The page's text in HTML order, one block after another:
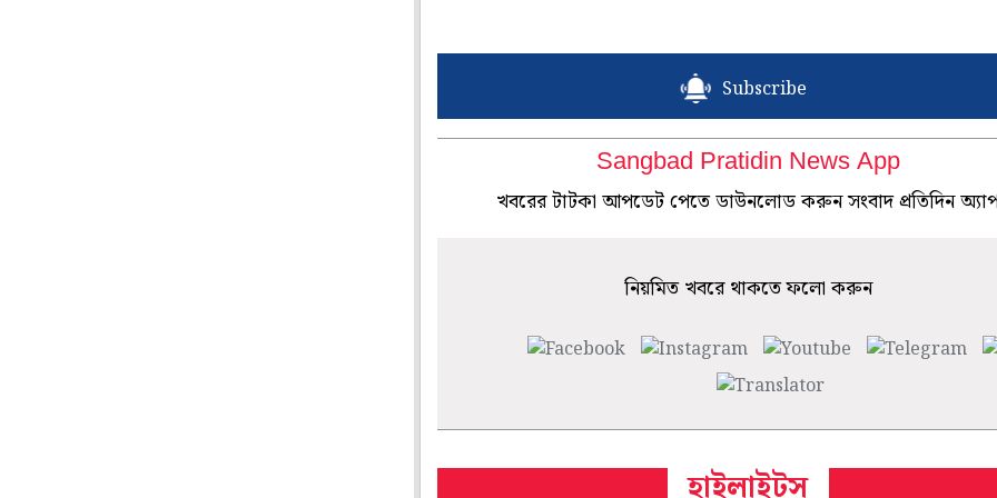
Subscribe
Sangbad Pratidin News App
খবরের টাটকা আপডেট পেতে ডাউনলোড করুন সংবাদ প্রতিদিন
নিয়মিত খবরে থাকতে ফলো করুন